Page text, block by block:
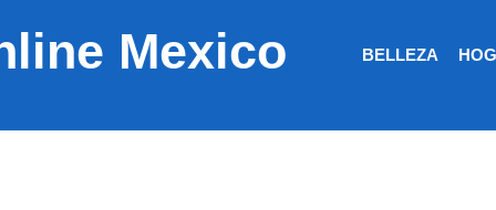
Mexico BELLEZA